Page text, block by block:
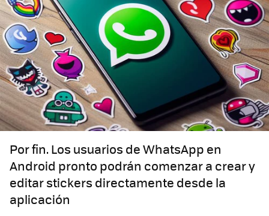
Por fin. Los usuarios de WhatsApp en
Android pronto podrán comenzar a crear y
editar stickers directamente desde la
aplicación